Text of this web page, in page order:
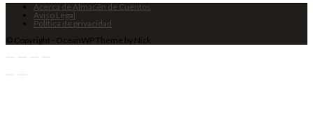
Acerca de Almacén de Cuentos
Aviso Legal
Política de privacidad
© Copyright - OceanWP Theme by Nick